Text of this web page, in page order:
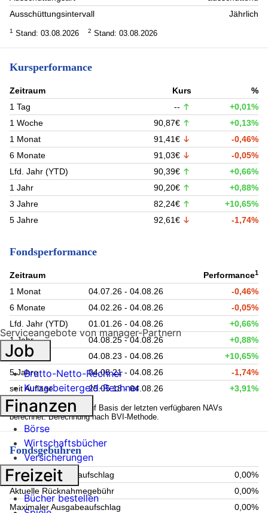
Ausschüttungsintervall
Jährlich
1 Stand: 03.08.2026 2 Stand: 03.08.2026
Kursperformance
Zeitraum Kurs
%
1 Tag
--
+0,01%
1 Woche
90,87€
+0,13%
1 Monat
91,41€
-0,46%
6 Monate
91,03€
-0,05%
Lfd. Jahr (YTD)
90,39€
+0,66%
1 Jahr
90,20€
+0,88%
3 Jahre
82,24€
+10,65%
5 Jahre
92,61€ -1,74%
Fondsperformance
Zeitraum Performance1
1 Monat 04.07.26 - 04.08.26
-0,46%
6 Monate
04.02.26 - 04.08.26
-0,05%
Lfd. Jahr (YTD)
01.01.26 - 04.08.26
+0,66%
1 Jahr
04.08.25 - 04.08.26
+0,88%
3 Jahre
04.08.23 - 04.08.26
+10,65%
5 Jahre
04.08.21 - 04.08.26
-1,74%
seit Auflage
25.05.18 - 04.08.26 +3,91%
1
Kennzahlen werden auf Basis der letzten verfügbaren NAVs
berechnet. Berechnung nach BVI-Methode.
Fondsgebühren
Aktueller Ausgabeaufschlag
0,00%
Aktuelle Rücknahmegebühr
0,00%
Maximaler Ausgabeaufschlag
0,00%
Serviceangebote von manager-Partnern
Job
Brutto-Netto-Rechner
Kurzarbeitergeld-Rechner
Finanzen
Börse
Wirtschaftsbücher
Versicherungen
Freizeit
Bücher bestellen